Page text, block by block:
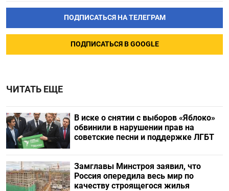
ПОДПИСАТЬСЯ НА ТЕЛЕГРАМ
ПОДПИСАТЬСЯ В GOOGLE
ЧИТАТЬ ЕЩЕ
В иске о снятии с выборов «Яблоко»
обвинили в нарушении прав на
советские песни и поддержке ЛГБТ
Замглавы Минстроя заявил, что
Россия опередила весь мир по
качеству строящегося жилья